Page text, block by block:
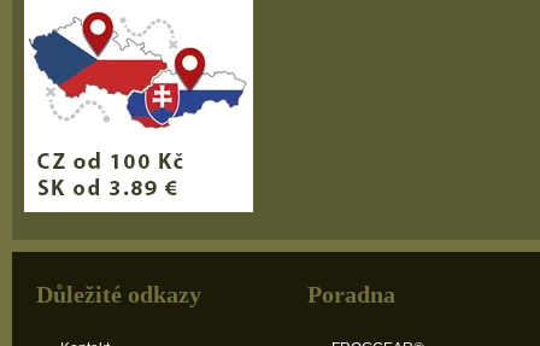
Důležité odkazy Poradna